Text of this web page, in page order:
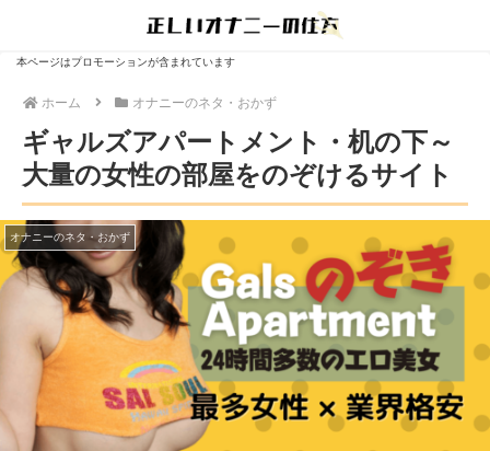
本ページはプロモーションが含まれています
ホーム オナニーのネタ・おかず
ギャルズアパートメント・机の下～
大量の女性の部屋をのぞけるサイト
オナニーのネタ・おかず